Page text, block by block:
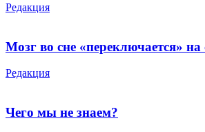
Редакция
Мозг во сне «переключается» на
Редакция
Чего мы не знаем?